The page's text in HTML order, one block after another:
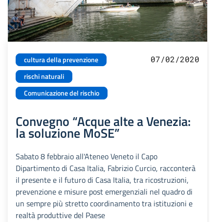
cultura della prevenzione
rischi naturali
Comunicazione del rischio
07/02/2020
Convegno “Acque alte a Venezia:
la soluzione MoSE”
Sabato 8 febbraio all'Ateneo Veneto il Capo
Dipartimento di Casa Italia, Fabrizio Curcio, racconterà
il presente e il futuro di Casa Italia, tra ricostruzioni,
prevenzione e misure post emergenziali nel quadro di
un sempre più stretto coordinamento tra istituzioni e
realtà produttive del Paese